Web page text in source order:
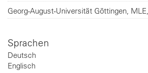
Georg-August-Universität Göttingen MLE
Sprachen
Deutsch
Englisch